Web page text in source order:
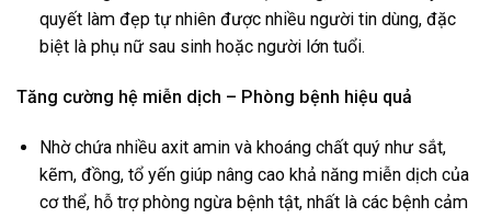
quyết làm đẹp tự nhiên được nhiều người tin dùng, đặc
biệt là phụ nữ sau sinh hoặc người lớn tuổi.
Tăng cường hệ miễn dịch – Phòng bệnh hiệu quả
Nhờ chứa nhiều axit amin và khoáng chất quý như sắt,
kẽm, đồng, tổ yến giúp nâng cao khả năng miễn dịch của
cơ thể, hỗ trợ phòng ngừa bệnh tật, nhất là các bệnh cảm